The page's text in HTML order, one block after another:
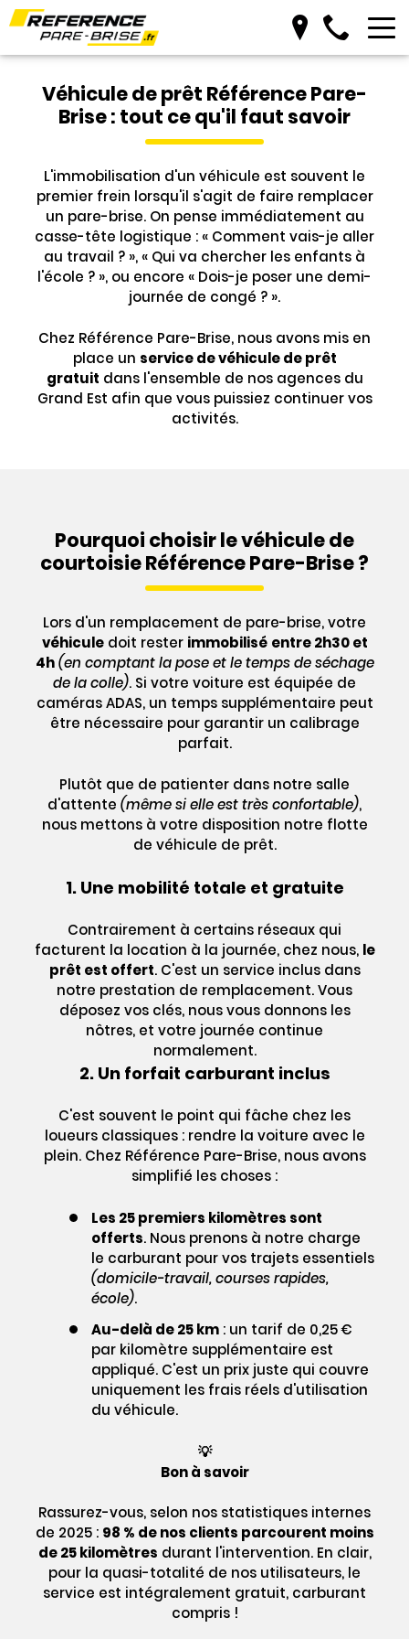
Véhicule de prêt Référence Pare-
Brise : tout ce qu'il faut savoir
L'immobilisation d'un véhicule est souvent le
premier frein lorsqu'il s'agit de faire remplacer
un pare-brise. On pense immédiatement au
casse-tête logistique : « Comment vais-je aller
au travail ? », « Qui va chercher les enfants à
l'école ? », ou encore « Dois-je poser une demi-
journée de congé ? ».
Chez Référence Pare-Brise, nous avons mis en
place un service de véhicule de prêt
gratuit dans l'ensemble de nos agences du
Grand Est afin que vous puissiez continuer vos
activités.
Pourquoi choisir le véhicule de
courtoisie Référence Pare-Brise ?
Lors d'un remplacement de pare-brise, votre
véhiculedoit rester immobilisé entre 2h30 et
4h (en comptant la pose et le temps de séchage
de la colle). Si votre voiture est équipée de
caméras ADAS, un temps supplémentaire peut
être nécessaire pour garantir un calibrage
parfait.
Plutôt que de patienter dans notre salle
d'attente (même si elle est très confortable),
nous mettons à votre disposition notre flotte
de véhicule de prêt.
1. Une mobilité totale et gratuite
Contrairement à certains réseaux qui
facturent la location à la journée, chez nous, le
prêt est offert. C'est un service inclus dans
notre prestation de remplacement. Vous
déposez vos clés, nous vous donnons les
nôtres, et votre journée continue
normalement.
2. Un forfait carburant inclus
C'est souvent le point qui fâche chez les
loueurs classiques : rendre la voiture avec le
plein. Chez Référence Pare-Brise, nous avons
simplifié les choses :
Les 25 premiers kilomètres sont
offerts. Nous prenons à notre charge
le carburant pour vos trajets essentiels
(domicile-travail, courses rapides,
école).
Au-delà de 25 km : un tarif de 0,25 €
par kilomètre supplémentaire est
appliqué. C'est un prix juste qui couvre
uniquement les frais réels d'utilisation
du véhicule.
💡
Bon à savoir
Rassurez-vous, selon nos statistiques internes
de 2025 : 98 % de nos clients parcourent moins
de 25 kilomètres durant l'intervention. En clair,
pour la quasi-totalité de nos utilisateurs, le
service est intégralement gratuit, carburant
compris !